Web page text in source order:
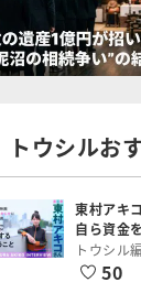
トウシルお
東村アキ
自ら資金
トウシル
50